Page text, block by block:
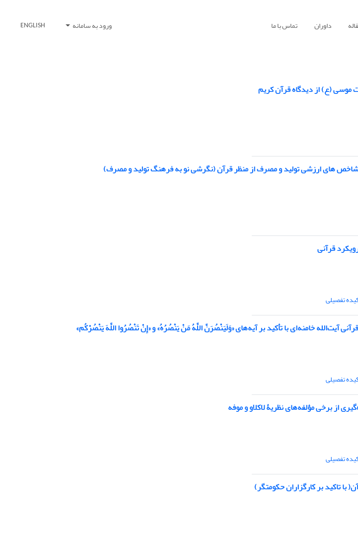
داوران تماس با ما ورود به سامانه ENGLISH
(ع) از دیدگاه قرآن کریم
های ارزشی تولید و مصرف از منظر قرآن (نگرشی نو به فرهنگ تولید و مصرف)
قرآنی
تفصیلی
آیت‌الله خامنه‌ای با تأکید بر آیه‌های «وَلَیَنْصُرَنَّ اللَّهُ مَنْ یَنْصُرُهُ» و «إِنْ تَنْصُرُوا اللَّهَ یَنْصُرْکُم»
تفصیلی
از برخی مؤلفه‌های نظریۀ لاکلاو و موفه
تفصیلی
تاکید بر کارگزاران حکومتگر)